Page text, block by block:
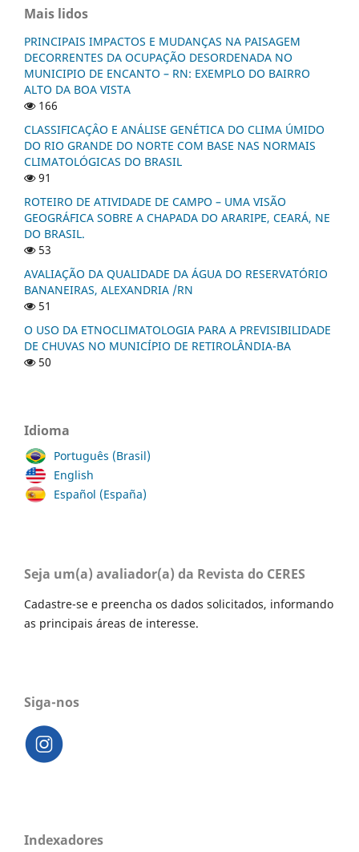
Mais lidos
PRINCIPAIS IMPACTOS E MUDANÇAS NA PAISAGEM
DECORRENTES DA OCUPAÇÃO DESORDENADA NO
MUNICIPIO DE ENCANTO – RN: EXEMPLO DO BAIRRO
ALTO DA BOA VISTA
166
CLASSIFICAÇÂO E ANÁLISE GENÉTICA DO CLIMA ÚMIDO
DO RIO GRANDE DO NORTE COM BASE NAS NORMAIS
CLIMATOLÓGICAS DO BRASIL
91
ROTEIRO DE ATIVIDADE DE CAMPO – UMA VISÃO
GEOGRÁFICA SOBRE A CHAPADA DO ARARIPE, CEARÁ, NE
DO BRASIL.
53
AVALIAÇÃO DA QUALIDADE DA ÁGUA DO RESERVATÓRIO
BANANEIRAS, ALEXANDRIA /RN
51
O USO DA ETNOCLIMATOLOGIA PARA A PREVISIBILIDADE
DE CHUVAS NO MUNICÍPIO DE RETIROLÂNDIA-BA
50
Idioma
Português (Brasil)
English
Español (España)
Seja um(a) avaliador(a) da Revista do CERES
Cadastre-se e preencha os dados solicitados, informando
as principais áreas de interesse.
Siga-nos
Indexadores